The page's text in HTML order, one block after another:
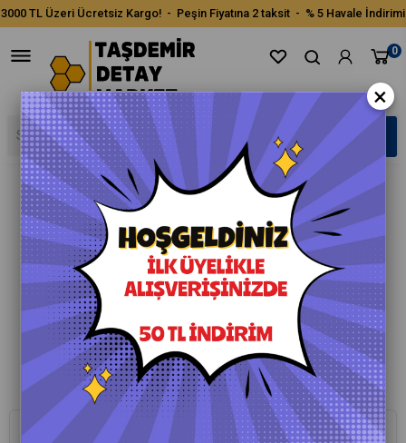
3000 TL Üzeri Ücretsiz Kargo! - Peşin Fiyatına 2 taksit - % 5 Havale İndirimi
0
›
Whatsapp ile Sipariş
×